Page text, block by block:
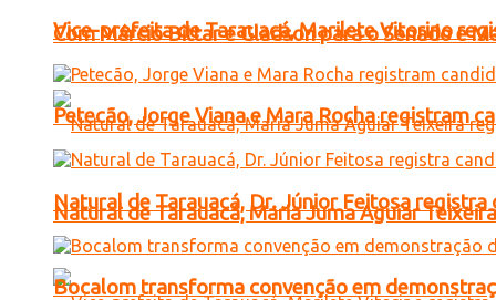
Com Márcio Bittar e Gladson para o Senado e
Natural de Tarauacá, Maria Juma Aguiar
Vice-prefeita de Tarauacá, Marilete Vitorino
Petecão, Jorge Viana e Mara Rocha registram
Natural de Tarauacá, Dr. Júnior Feitosa
Bocalom transforma convenção em